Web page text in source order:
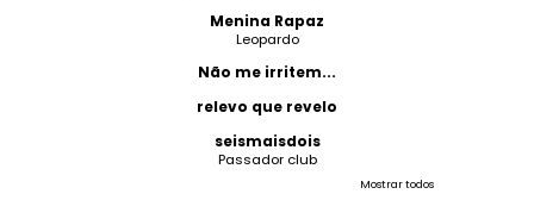
Menina Rapaz
Leopardo
Não me irritem...
relevo que revelo
seismaisdois
Passador club
Mostrar todos